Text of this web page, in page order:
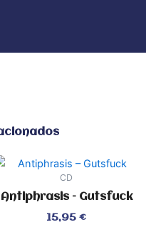
CD
Antiphrasis – Gutsfuck
15,95 €